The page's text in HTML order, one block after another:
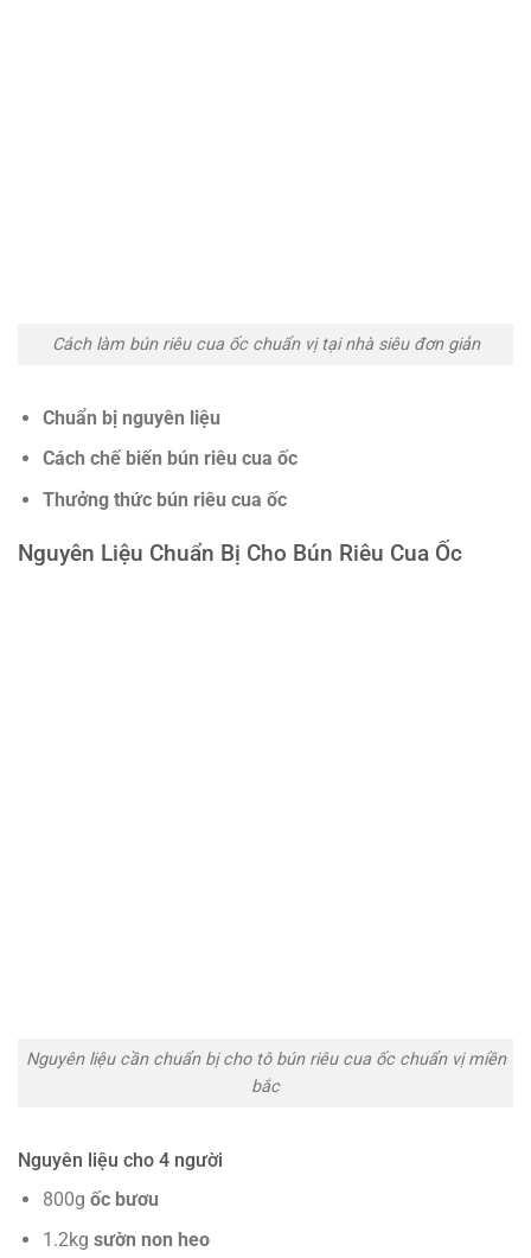
Cách làm bún riêu cua ốc chuẩn vị tại nhà siêu đơn giản
Chuẩn bị nguyên liệu
Cách chế biến bún riêu cua ốc
Thưởng thức bún riêu cua ốc
Nguyên Liệu Chuẩn Bị Cho Bún Riêu Cua Ốc
Nguyên liệu cần chuẩn bị cho tô bún riêu cua ốc chuẩn vị miền
bắc
Nguyên liệu cho 4 người
800g ốc bươu
1.2kg sườn non heo